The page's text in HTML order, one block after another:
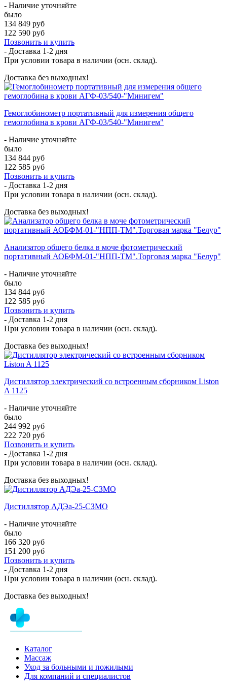
- Наличие уточняйте
было
134 849 руб
122 590 руб
Позвонить и купить
- Доставка 1-2 дня
При условии товара в наличии (осн. склад).
Доставка без выходных!
Гемоглобинометр портативный для измерения общего
гемоглобина в крови АГФ-03/540-"Минигем"
- Наличие уточняйте
было
134 844 руб
122 585 руб
Позвонить и купить
- Доставка 1-2 дня
При условии товара в наличии (осн. склад).
Доставка без выходных!
Анализатор общего белка в моче фотометрический
портативный АОБФМ-01-"НПП-ТМ".Торговая марка "Белур"
- Наличие уточняйте
было
134 844 руб
122 585 руб
Позвонить и купить
- Доставка 1-2 дня
При условии товара в наличии (осн. склад).
Доставка без выходных!
Дистиллятор электрический со встроенным сборником Liston
A 1125
- Наличие уточняйте
было
244 992 руб
222 720 руб
Позвонить и купить
- Доставка 1-2 дня
При условии товара в наличии (осн. склад).
Доставка без выходных!
Дистиллятор АДЭа-25-СЗМО
- Наличие уточняйте
было
166 320 руб
151 200 руб
Позвонить и купить
- Доставка 1-2 дня
При условии товара в наличии (осн. склад).
Доставка без выходных!
Каталог
Массаж
Уход за больными и пожилыми
Для компаний и специалистов